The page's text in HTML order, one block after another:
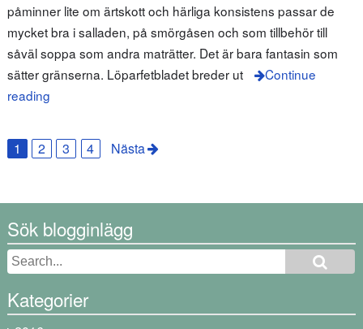
påminner lite om ärtskott och härliga konsistens passar de
mycket bra i salladen, på smörgåsen och som tillbehör till
såväl soppa som andra maträtter. Det är bara fantasin som
sätter gränserna. Löparfetbladet breder ut
Continue
reading
1 2 3 4 Nästa
Sök blogginlägg
Kategorier